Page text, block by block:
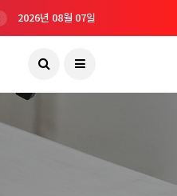
2026년 08월 07일